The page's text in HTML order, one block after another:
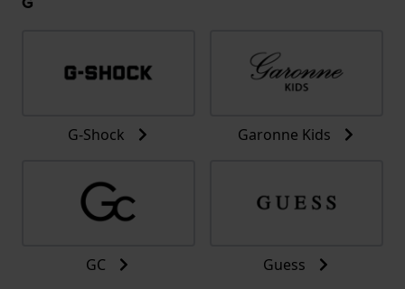
G-Shock Garonne Kids
GC Guess